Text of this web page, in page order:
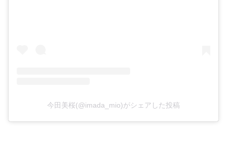
今田美桜(@imada_mio)がシェアした投稿